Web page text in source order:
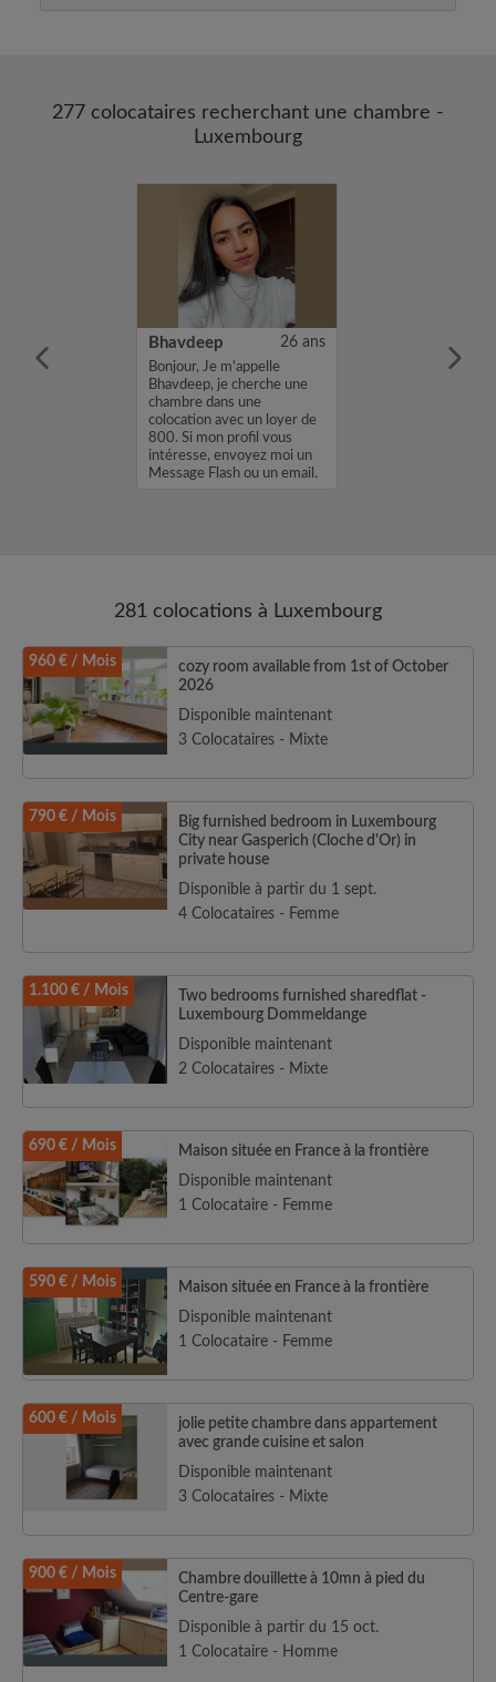
277 colocataires recherchant une chambre -
Luxembourg
is Victorio
Bhavdeep 26 ans
Bonjour, Je m'appelle
Bhavdeep, je cherche une
chambre dans une
colocation avec un loyer de
800. Si mon profil vous
intéresse, envoyez moi un
Message Flash ou un email.
281 colocations à Luxembourg
960 € / Mois
cozy room available from 1st of October
2026
Disponible maintenant
3 Colocataires - Mixte
790 € / Mois
Big furnished bedroom in Luxembourg
City near Gasperich (Cloche d'Or) in
private house
Disponible à partir du 1 sept.
4 Colocataires - Femme
1.100 € / Mois
Two bedrooms furnished sharedflat -
Luxembourg Dommeldange
Disponible maintenant
2 Colocataires - Mixte
690 € / Mois
Maison située en France à la frontière
Disponible maintenant
1 Colocataire - Femme
590 € / Mois
Maison située en France à la frontière
Disponible maintenant
1 Colocataire - Femme
600 € / Mois
jolie petite chambre dans appartement
avec grande cuisine et salon
Disponible maintenant
3 Colocataires - Mixte
900 € / Mois
Chambre douillette à 10mn à pied du
Centre-gare
Disponible à partir du 15 oct.
1 Colocataire - Homme